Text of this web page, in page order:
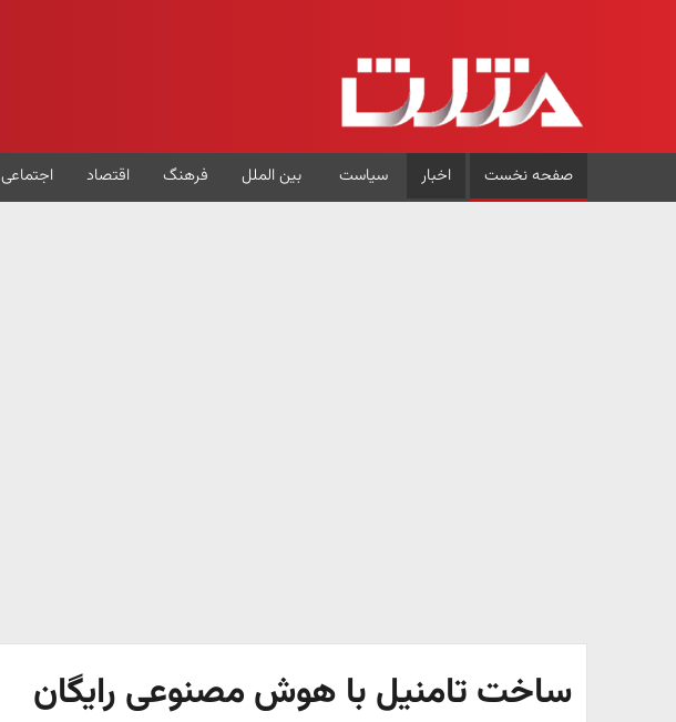
صفحه نخست اخبار سیاست بین الملل فرهنگ اقتصاد اجتماعی
ساخت تامنیل با هوش مصنوعی رایگان